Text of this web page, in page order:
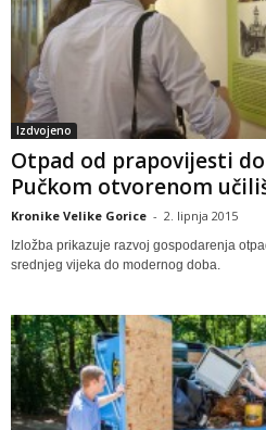
Izdvojeno
Otpad od prapovijesti
Pučkom otvorenom
Kronike Velike Gorice - 2. lipnja 2015
Izložba prikazuje razvoj gospodarenja
srednjeg vijeka do modernog doba.